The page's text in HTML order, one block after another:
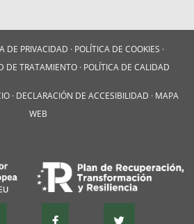
DE PRIVACIDAD · POLÍTICA DE COOKIES ·
DE TRATAMIENTO · POLÍTICA DE CALIDAD
· DECLARACIÓN DE ACCESIBILIDAD · MAPA
WEB